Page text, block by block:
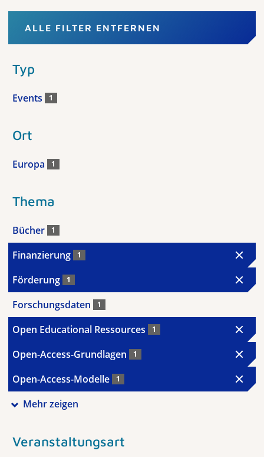
ALLE FILTER ENTFERNEN
Typ
Events 1
Ort
Europa 1
Thema
Bücher 1
Finanzierung 1
Förderung 1
Forschungsdaten 1
Open Educational Ressources 1
Open-Access-Grundlagen 1
Open-Access-Modelle 1
Mehr zeigen
Veranstaltungsart